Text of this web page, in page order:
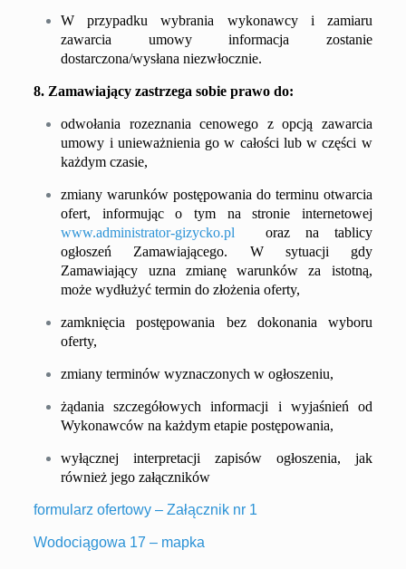
W przypadku wybrania wykonawcy i zamiaru
zawarcia umowy informacja zostanie
dostarczona/wysłana niezwłocznie.
8. Zamawiający zastrzega sobie prawo do:
odwołania rozeznania cenowego z opcją zawarcia
umowy i unieważnienia go w całości lub w części w
każdym czasie,
zmiany warunków postępowania do terminu otwarcia
ofert, informując o tym na stronie internetowej
www.administrator-gizycko.pl oraz na tablicy
ogłoszeń Zamawiającego. W sytuacji gdy
Zamawiający uzna zmianę warunków za istotną,
może wydłużyć termin do złożenia oferty,
zamknięcia postępowania bez dokonania wyboru
oferty,
zmiany terminów wyznaczonych w ogłoszeniu,
żądania szczegółowych informacji i wyjaśnień od
Wykonawców na każdym etapie postępowania,
wyłącznej interpretacji zapisów ogłoszenia, jak
również jego załączników
formularz ofertowy – Załącznik nr 1
Wodociągowa 17 – mapka